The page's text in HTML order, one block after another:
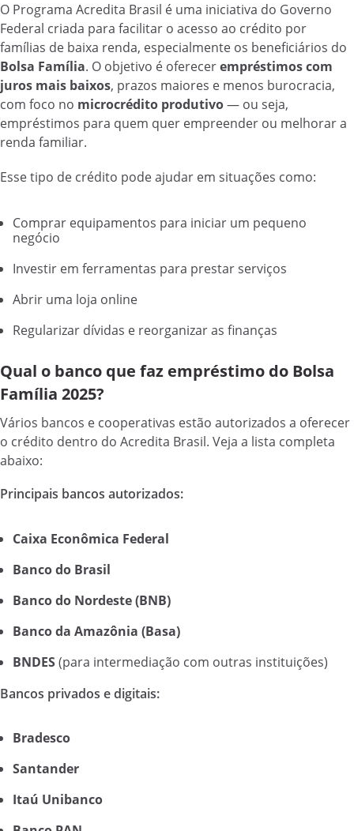
O Programa Acredita Brasil é uma iniciativa do Governo
Federal criada para facilitar o acesso ao crédito por
famílias de baixa renda, especialmente os beneficiários do
Bolsa Família. O objetivo é oferecerempréstimos com
juros mais baixos, prazos maiores e menos burocracia,
com foco no microcrédito produtivo— ou seja,
empréstimos para quem quer empreender ou melhorar a
renda familiar.
Esse tipo de crédito pode ajudar em situações como:
Comprar equipamentos para iniciar um pequeno
negócio
Investir em ferramentas para prestar serviços
Abrir uma loja online
Regularizar dívidas e reorganizar as finanças
Qual o banco que faz empréstimo do Bolsa
Família 2025?
Vários bancos e cooperativas estão autorizados a oferecer
o crédito dentro do Acredita Brasil. Veja a lista completa
abaixo:
Principais bancos autorizados:
Caixa Econômica Federal
Banco do Brasil
Banco do Nordeste (BNB)
Banco da Amazônia (Basa)
BNDES(para intermediação com outras instituições)
Bancos privados e digitais:
Bradesco
Santander
Itaú Unibanco